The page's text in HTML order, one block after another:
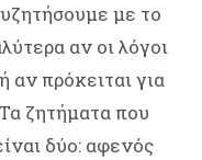
με το
αν οι λόγοι
αν πρόκειται για
ζητήματα που
δύο: αφενός